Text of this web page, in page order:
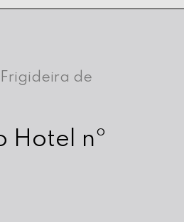
de
Hotel nº